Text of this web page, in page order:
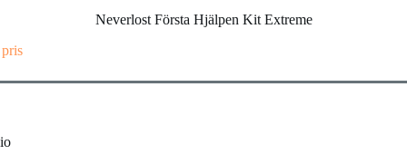
Neverlost Första Hjälpen Kit Extreme